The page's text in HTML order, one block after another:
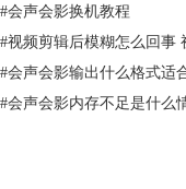
#会声会影换机教程
#视频剪辑后模糊怎么回事
#会声会影输出什么格式适
#会声会影内存不足是什么